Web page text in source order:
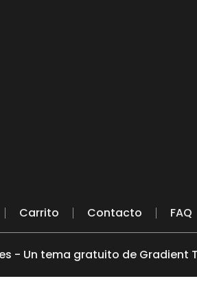
Carrito Contacto FAQ
- Un tema gratuito de Gradient